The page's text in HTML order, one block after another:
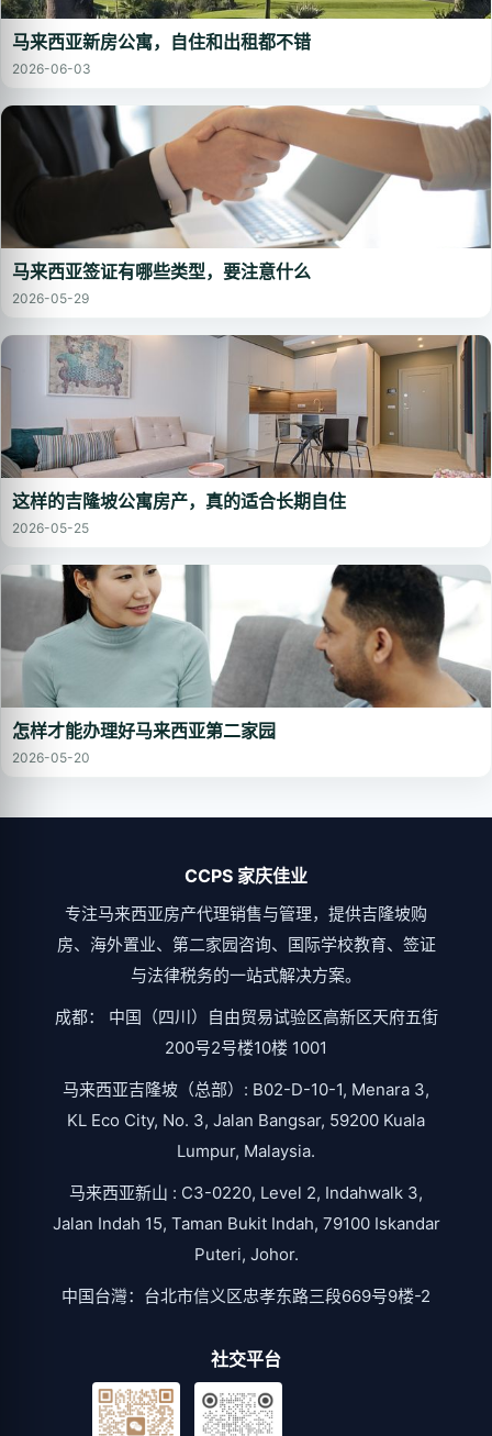
马来西亚新房公寓，自住和出租都不错
2026-06-03
马来西亚签证有哪些类型，要注意什么
2026-05-29
这样的吉隆坡公寓房产，真的适合长期自住
2026-05-25
怎样才能办理好马来西亚第二家园
2026-05-20
CCPS 家庆佳业
专注马来西亚房产代理销售与管理，提供吉隆坡购
房、海外置业、第二家园咨询、国际学校教育、签证
与法律税务的一站式解决方案。
成都： 中国（四川）自由贸易试验区高新区天府五街
200号2号楼10楼 1001
马来西亚吉隆坡（总部）: B02-D-10-1, Menara 3,
KL Eco City, No. 3, Jalan Bangsar, 59200 Kuala
Lumpur, Malaysia.
马来西亚新山 : C3-0220, Level 2, Indahwalk 3,
Jalan Indah 15, Taman Bukit Indah, 79100 Iskandar
Puteri, Johor.
中国台灣：台北市信义区忠孝东路三段669号9楼-2
社交平台